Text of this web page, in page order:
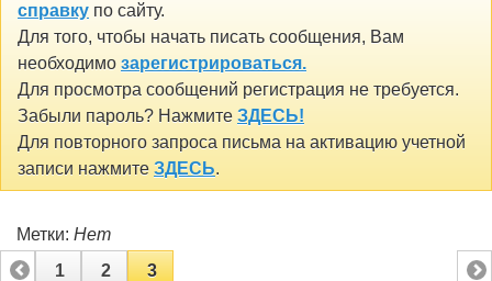
справку по сайту.
Для того, чтобы начать писать сообщения, Вам
необходимо зарегистрироваться.
Для просмотра сообщений регистрация не требуется.
Забыли пароль? Нажмите ЗДЕСЬ!
Для повторного запроса письма на активацию учетной
записи нажмите ЗДЕСЬ.
Метки: Нет
1
2 3